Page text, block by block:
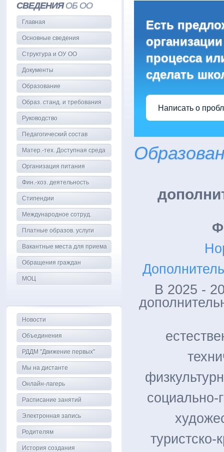
Есть
процесса
сделать
Написать о
В 2025 -
социально-
туристско-
СВЕДЕНИЯОБ ОО
Главная
Основные сведения
Структура и ОУ ОО
Документы
Образование
Образ. станд. и требования
Руководство
Педагогический состав
Матер.-тех. Доступная среда
Организация питания
Фин.-хоз. деятельность
Стипендии
Международное сотруд.
Платные образов. услуги
Вакантные места для приема
Обращения граждан
МОЦ
Новости
Объединения
РДДМ "Движение первых"
Мы на дистанте
Онлайн-лагерь
Расписание занятий
Электронная запись
Родителям
История создания